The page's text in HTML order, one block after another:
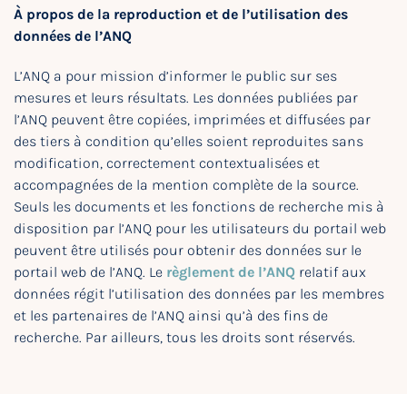
À propos de la reproduction et de l’utilisation des
données de l’ANQ
L’ANQ a pour mission d’informer le public sur ses
mesures et leurs résultats. Les données publiées par
l’ANQ peuvent être copiées, imprimées et diffusées par
des tiers à condition qu’elles soient reproduites sans
modification, correctement contextualisées et
accompagnées de la mention complète de la source.
Seuls les documents et les fonctions de recherche mis à
disposition par l’ANQ pour les utilisateurs du portail web
peuvent être utilisés pour obtenir des données sur le
portail web de l’ANQ. Le règlement de l’ANQ relatif aux
données régit l’utilisation des données par les membres
et les partenaires de l’ANQ ainsi qu’à des fins de
recherche. Par ailleurs, tous les droits sont réservés.